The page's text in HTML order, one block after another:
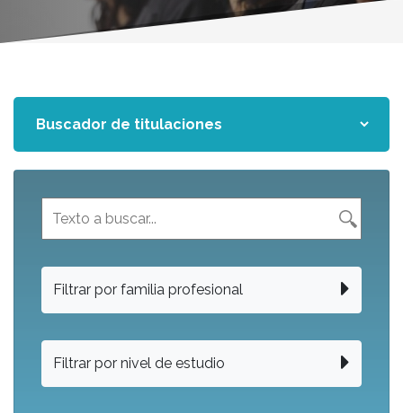
Filtrar por familia profesional
Filtrar por nivel de estudio